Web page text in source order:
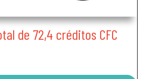
de 72,4 créditos CFC